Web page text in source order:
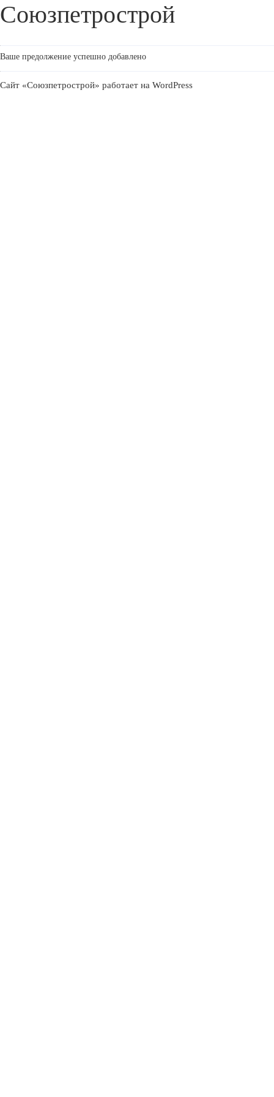
Союзпетрострой
Ваше предолжение успешно добавлено
Сайт «Союзпетрострой» работает на WordPress